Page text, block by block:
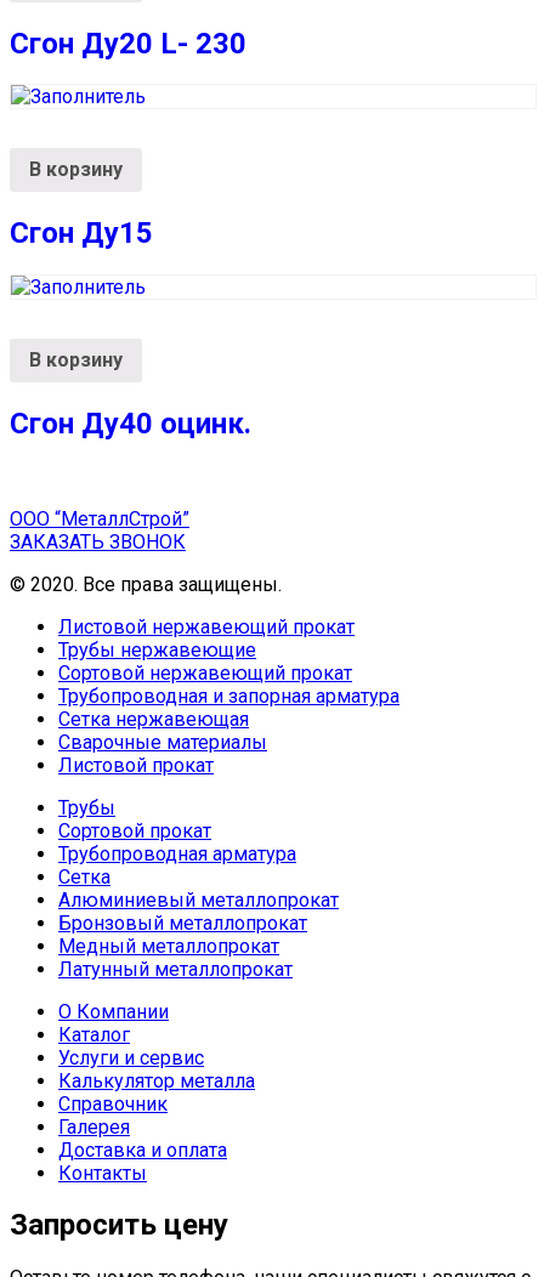
Сгон Ду20 L- 230
В корзину
Сгон Ду15
В корзину
Сгон Ду40 оцинк.
ООО “МеталлСтрой”
ЗАКАЗАТЬ ЗВОНОК
© 2020. Все права защищены.
Листовой нержавеющий прокат
Трубы нержавеющие
Сортовой нержавеющий прокат
Трубопроводная и запорная арматура
Сетка нержавеющая
Сварочные материалы
Листовой прокат
Трубы
Сортовой прокат
Трубопроводная арматура
Сетка
Алюминиевый металлопрокат
Бронзовый металлопрокат
Медный металлопрокат
Латунный металлопрокат
О Компании
Каталог
Услуги и сервис
Калькулятор металла
Справочник
Галерея
Доставка и оплата
Контакты
Запросить цену